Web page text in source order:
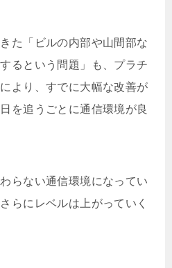
た「ビルの内部や山間部な
るという問題」も、プラチ
より、すでに大幅な改善が
を追うごとに通信環境が良
らない通信環境になってい
らにレベルは上がっていく